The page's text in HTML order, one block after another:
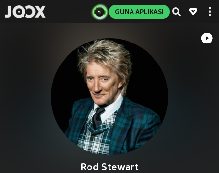
GUNA APLIKASI
Rod Stewart